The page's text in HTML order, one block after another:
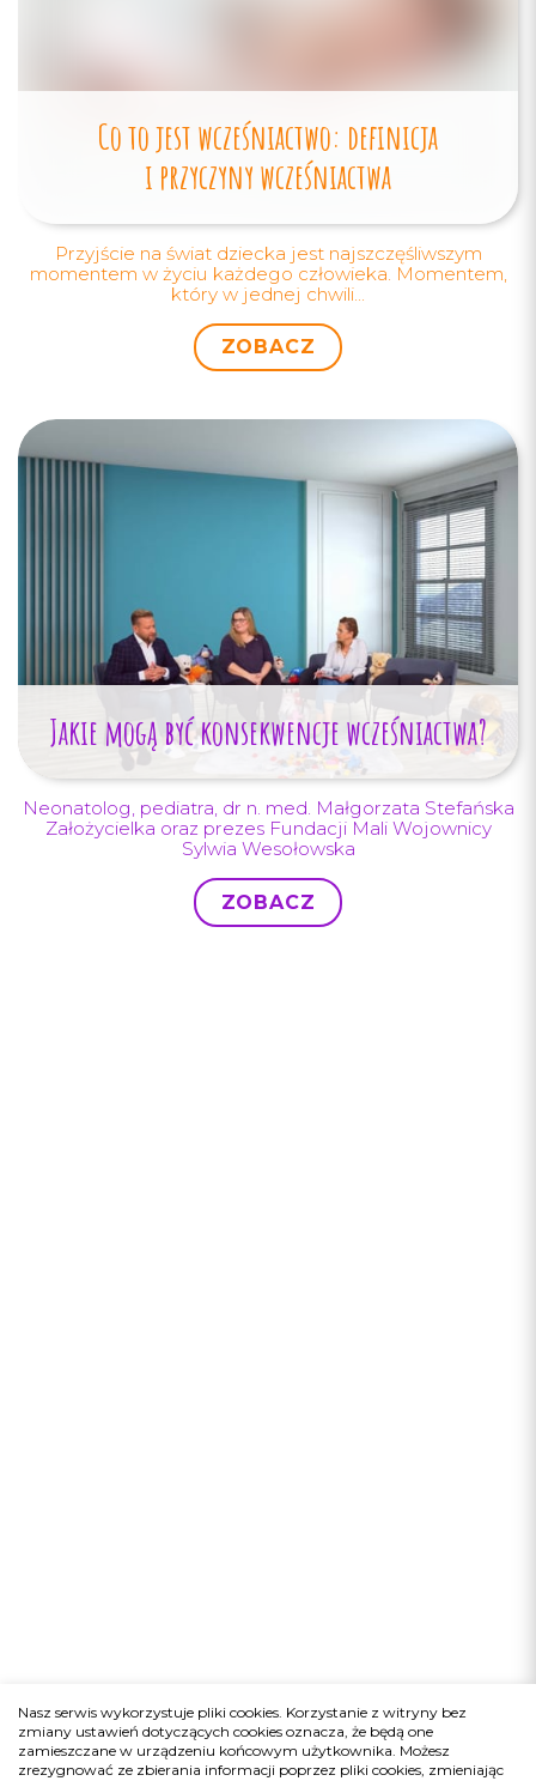
Co to jest wcześniactwo: definicja
i przyczyny wcześniactwa
Przyjście na świat dziecka jest najszczęśliwszym
momentem w życiu każdego człowieka. Momentem,
który w jednej chwili...
ZOBACZ
Jakie mogą być konsekwencje wcześniactwa?
Neonatolog, pediatra, dr n. med. Małgorzata Stefańska
Założycielka oraz prezes Fundacji Mali Wojownicy
Sylwia Wesołowska
ZOBACZ
Nasz serwis wykorzystuje pliki cookies. Korzystanie z witryny bez
zmiany ustawień dotyczących cookies oznacza, że będą one
zamieszczane w urządzeniu końcowym użytkownika. Możesz
zrezygnować ze zbierania informacji poprzez pliki cookies, zmieniając